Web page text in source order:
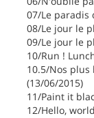
07/Le paradis
08/Le jour le
09/Le jour le
10/Run !
10.5/Nos plus
(13/06/2015)
11/Paint it
12/Hello,